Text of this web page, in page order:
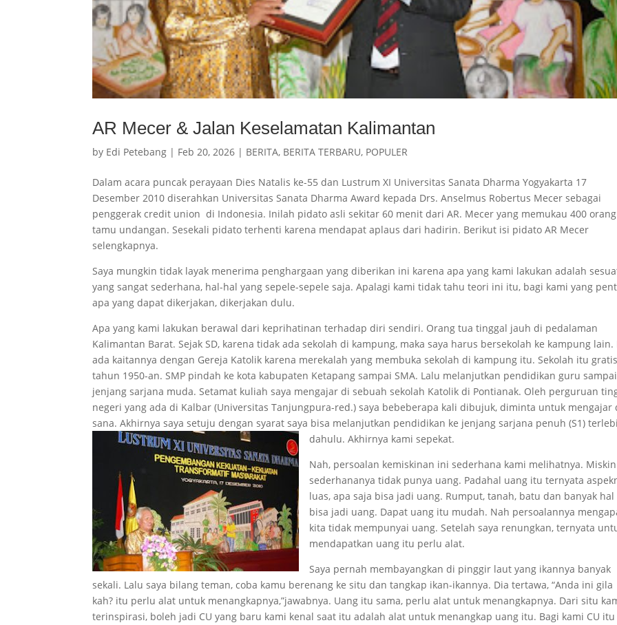
AR Mecer & Jalan Keselamatan Kalimantan
by Edi Petebang | Feb 20, 2026 | BERITA, BERITA TERBARU, POPULER
Dalam acara puncak perayaan Dies Natalis ke-55 dan Lustrum XI Universitas Sanata Dharma Yogyakarta 17
Desember 2010 diserahkan Universitas Sanata Dharma Award kepada Drs. Anselmus Robertus Mecer sebagai
penggerak credit union di Indonesia. Inilah pidato asli sekitar 60 menit dari AR. Mecer yang memukau 400 orang
tamu undangan. Sesekali pidato terhenti karena mendapat aplaus dari hadirin. Berikut isi pidato AR Mecer
selengkapnya.
Saya mungkin tidak layak menerima penghargaan yang diberikan ini karena apa yang kami lakukan adalah
yang sangat sederhana, hal-hal yang sepele-sepele saja. Apalagi kami tidak tahu teori ini itu, bagi kami yang
apa yang dapat dikerjakan, dikerjakan dulu.
Apa yang kami lakukan berawal dari keprihatinan terhadap diri sendiri. Orang tua tinggal jauh di pedalaman
Kalimantan Barat. Sejak SD, karena tidak ada sekolah di kampung, maka saya harus bersekolah ke kampung lain.
ada kaitannya dengan Gereja Katolik karena merekalah yang membuka sekolah di kampung itu. Sekolah itu
tahun 1950-an. SMP pindah ke kota kabupaten Ketapang sampai SMA. Lalu melanjutkan pendidikan guru sampai
jenjang sarjana muda. Setamat kuliah saya mengajar di sebuah sekolah Katolik di Pontianak. Oleh perguruan
negeri yang ada di Kalbar (Universitas Tanjungpura-red.) saya bebeberapa kali dibujuk, diminta untuk mengajar
sana. Akhirnya saya setuju dengan syarat saya bisa melanjutkan pendidikan ke jenjang sarjana penuh (S1)
dahulu. Akhirnya kami sepekat.
Nah, persoalan kemiskinan ini sederhana kami melihatnya.
sederhananya tidak punya uang. Padahal uang itu ternyata
luas, apa saja bisa jadi uang. Rumput, tanah, batu dan banyak hal
bisa jadi uang. Dapat uang itu mudah. Nah persoalannya
kita tidak mempunyai uang. Setelah saya renungkan, ternyata
mendapatkan uang itu perlu alat.
Saya pernah membayangkan di pinggir laut yang ikannya banyak
sekali. Lalu saya bilang teman, coba kamu berenang ke situ dan tangkap ikan-ikannya. Dia tertawa, “Anda ini gila
kah? itu perlu alat untuk menangkapnya,”jawabnya. Uang itu sama, perlu alat untuk menangkapnya. Dari situ
terinspirasi, boleh jadi CU yang baru kami kenal saat itu adalah alat untuk menangkap uang itu. Bagi kami CU itu